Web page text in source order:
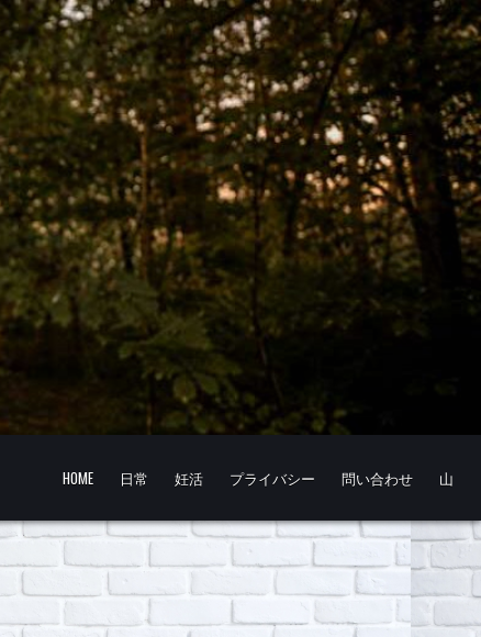
HOME 日常 妊活 プライバシー 問い合わせ 山